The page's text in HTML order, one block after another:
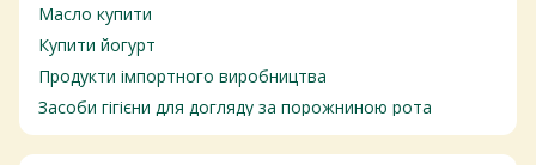
Масло купити
Купити йогурт
Продукти імпортного виробництва
Засоби гігієни для догляду за порожниною рота
Цукерки ціна